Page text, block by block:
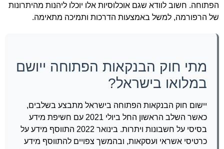
הפתוחה. חשוב לוודא שגם אוכלוסיות אלו יוכלו ליהנות מהיתרונות
של הרפורמה, למשל באמצעות הדרכות ותמיכה מתאימה.
מתי חוק הבנקאות הפתוחה ייושם
במלואו בישראל?
יישום חוק הבנקאות הפתוחה בישראל מתבצע בשלבים,
כאשר השלב הראשון החל ביולי 2021 עם חשיפת מידע
בסיסי על חשבונות ויתרות. בינואר 2022 התווסף מידע על
כרטיסי אשראי ועסקאות, ובהמשך צפויים להתווסף מידע